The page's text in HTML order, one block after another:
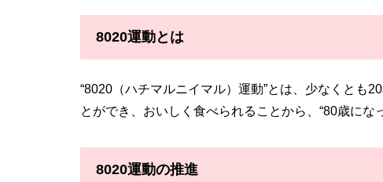
8020運動とは
“8020（ハチマルニイマル）運動”とは、少なくとも
とができ、おいしく食べられることから、“80歳にな
8020運動の推進